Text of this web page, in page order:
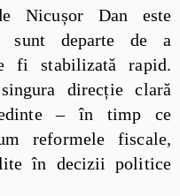
Nicușor Dan este
sunt departe de a
fi stabilizată rapid.
direcție clară
– în timp ce
reformele fiscale,
în decizii politice